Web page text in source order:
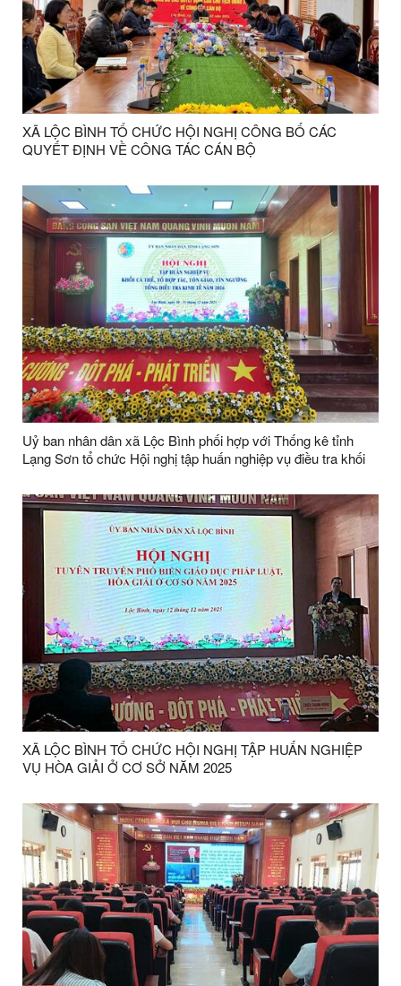
XÃ LỘC BÌNH TỔ CHỨC HỘI NGHỊ CÔNG BỐ CÁC
QUYẾT ĐỊNH VỀ CÔNG TÁC CÁN BỘ
Uỷ ban nhân dân xã Lộc Bình phối hợp với Thống kê tỉnh
Lạng Sơn tổ chức Hội nghị tập huấn nghiệp vụ điều tra khối
tra kinh tế năm 2026
XÃ LỘC BÌNH TỔ CHỨC HỘI NGHỊ TẬP HUẤN NGHIỆP
VỤ HÒA GIẢI Ở CƠ SỞ NĂM 2025